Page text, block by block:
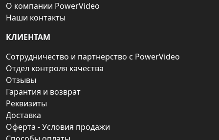
О компании PowerVideo
Наши контакты
КЛИЕНТАМ
Сотрудничество и партнерство с PowerVideo
Отдел контроля качества
Отзывы
Гарантия и возврат
Реквизиты
Доставка
Оферта - Условия продажи